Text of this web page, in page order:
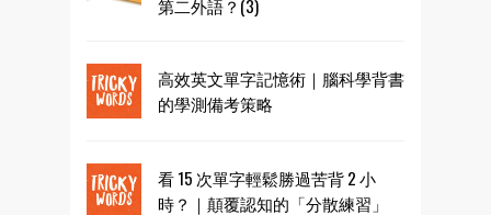
第二外語？(3)
高效英文單字記憶術｜腦科學背書
的學測備考策略
看 15 次單字輕鬆勝過苦背 2 小
時？｜顛覆認知的「分散練習」